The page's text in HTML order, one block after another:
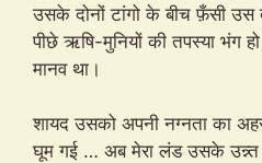
उसके दोनों टांगो के बीच फ़ँसी उस
पीछे ऋषि-मुनियों की तपस्या भंग
मानव था।
शायद उसको अपनी नग्नता का
घूम गई … अब मेरा लंड उसके उन्न्त